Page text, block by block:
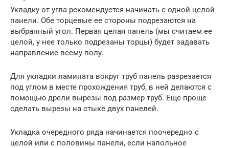
Укладку от угла рекомендуется начинать с одной целой
панели. Обе торцевые ее стороны подрезаются на
выбранный угол. Первая целая панель (мы считаем ее
целой, у нее только подрезаны торцы) будет задавать
направление всему полу.
Для укладки ламината вокруг труб панель разрезается
под углом в месте прохождения труб, в ней делаются с
помощью дрели вырезы под размер труб. Еще проще
сделать вырезы на стыке двух панелей.
Укладка очередного ряда начинается поочередно с
целой или с половины панели, если напольное